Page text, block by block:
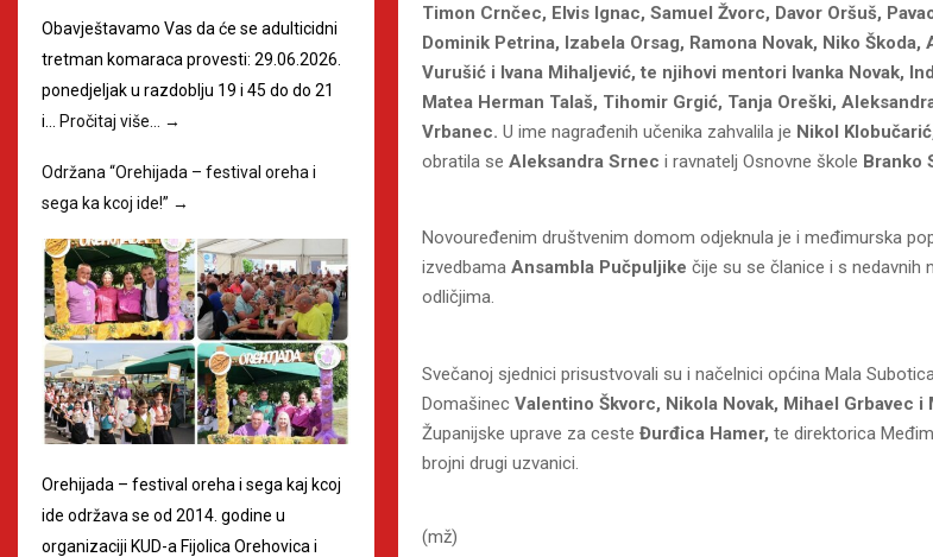
Timon Crnčec, Elvis Ignac, Samuel Žvorc, Davor Oršuš,
Dominik Petrina, Izabela Orsag, Ramona Novak, Niko Škoda,
Vurušić i Ivana Mihaljević, te njihovi mentori Ivanka Novak,
Matea Herman Talaš, Tihomir Grgić, Tanja Oreški,
Vrbanec. U ime nagrađenih učenika zahvalila je Nikol
obratila se Aleksandra Srnec i ravnatelj Osnovne škole Branko
Novouređenim društvenim domom odjeknula je i međimurska
izvedbama Ansambla Pučpuljike čije su se članice i s nedavnih
odličjima.
Svečanoj sjednici prisustvovali su i načelnici općina Mala
Domašinec Valentino Škvorc, Nikola Novak, Mihael Grbavec i
Županijske uprave za ceste Đurđica Hamer, te direktorica
brojni drugi uzvanici.
(mž)
Obavještavamo Vas da će se adulticidni
tretman komaraca provesti: 29.06.2026.
ponedjeljak u razdoblju 19 i 45 do do 21
i… Pročitaj više… →
Održana “Orehijada – festival oreha i
sega ka kcoj ide!” →
Orehijada – festival oreha i sega kaj kcoj
ide održava se od 2014. godine u
organizaciji KUD-a Fijolica Orehovica i